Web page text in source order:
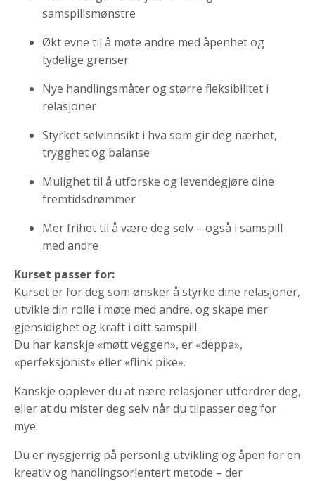
samspillsmønstre
Økt evne til å møte andre med åpenhet og
tydelige grenser
Nye handlingsmåter og større fleksibilitet i
relasjoner
Styrket selvinnsikt i hva som gir deg nærhet,
trygghet og balanse
Mulighet til å utforske og levendegjøre dine
fremtidsdrømmer
Mer frihet til å være deg selv – også i samspill
med andre
Kurset passer for:
Kurset er for deg som ønsker å styrke dine relasjoner,
utvikle din rolle i møte med andre, og skape mer
gjensidighet og kraft i ditt samspill.
Du har kanskje «møtt veggen», er «deppa»,
«perfeksjonist» eller «flink pike».
Kanskje opplever du at nære relasjoner utfordrer deg,
eller at du mister deg selv når du tilpasser deg for
mye.
Du er nysgjerrig på personlig utvikling og åpen for en
kreativ og handlingsorientert metode – der